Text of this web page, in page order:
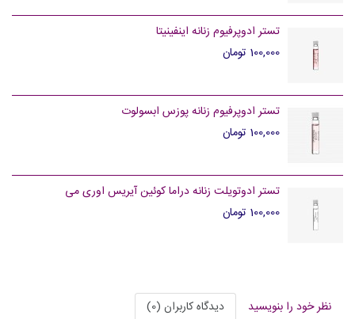
تستر ادوپرفیوم زنانه اینفینیتا
100,000 تومان
تستر ادوپرفیوم زنانه پوزس ابسولوت
100,000 تومان
تستر ادوتویلت زنانه دراما کوئین آیریس اوری می
100,000 تومان
نظر خود را بنویسید
دیدگاه کاربران (0)